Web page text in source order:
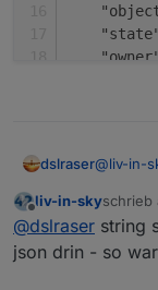
es gibt
https://
"state"
"owner"
dslraser@liv-in-
das ist
mehr,
Offline
liv-in-skyschrieb
zuletzt
@dslraser string
json drin - so